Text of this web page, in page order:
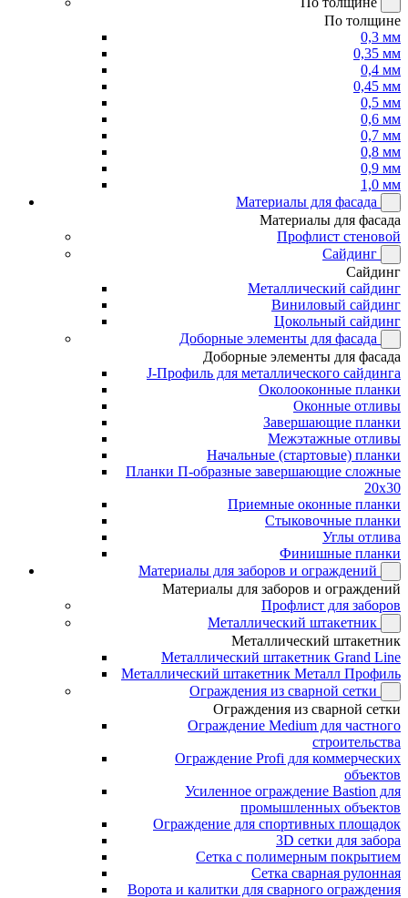
По толщине
0,3 мм
0,35 мм
0,4 мм
0,45 мм
0,5 мм
0,6 мм
0,7 мм
0,8 мм
0,9 мм
1,0 мм
Материалы для фасада
Материалы для фасада
Профлист стеновой
Сайдинг
Сайдинг
Металлический сайдинг
Виниловый сайдинг
Цокольный сайдинг
Доборные элементы для фасада
Доборные элементы для фасада
J-Профиль для металлического сайдинга
Околооконные планки
Оконные отливы
Завершающие планки
Межэтажные отливы
Начальные (стартовые) планки
Планки П-образные завершающие сложные
20x30
Приемные оконные планки
Стыковочные планки
Углы отлива
Финишные планки
Материалы для заборов и ограждений
Материалы для заборов и ограждений
Профлист для заборов
Металлический штакетник
Металлический штакетник
Металлический штакетник Grand Line
Металлический штакетник Металл Профиль
Ограждения из сварной сетки
Ограждения из сварной сетки
Ограждение Medium для частного
строительства
Ограждение Profi для коммерческих
объектов
Усиленное ограждение Bastion для
промышленных объектов
Ограждение для спортивных площадок
3D сетки для забора
Сетка с полимерным покрытием
Сетка сварная рулонная
Ворота и калитки для сварного ограждения